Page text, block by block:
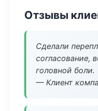
Отзывы
Сделали
согласование,
головной боли.
— Клиент